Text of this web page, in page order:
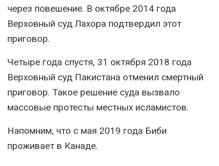
через повешение. В октябре 2014 года
Верховный суд Лахора подтвердил этот
приговор.
Четыре года спустя, 31 октября 2018 года
Верховный суд Пакистана отменил смертный
приговор. Такое решение суда вызвало
массовые протесты местных исламистов.
Напомним, что с мая 2019 года Биби
проживает в Канаде.